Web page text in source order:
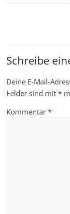
Schreibe
Deine E-Mail-
Felder sind mit*
Kommentar*